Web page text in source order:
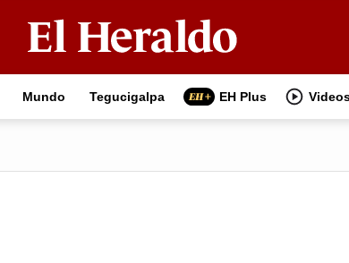
Mundo Tegucigalpa EH Plus